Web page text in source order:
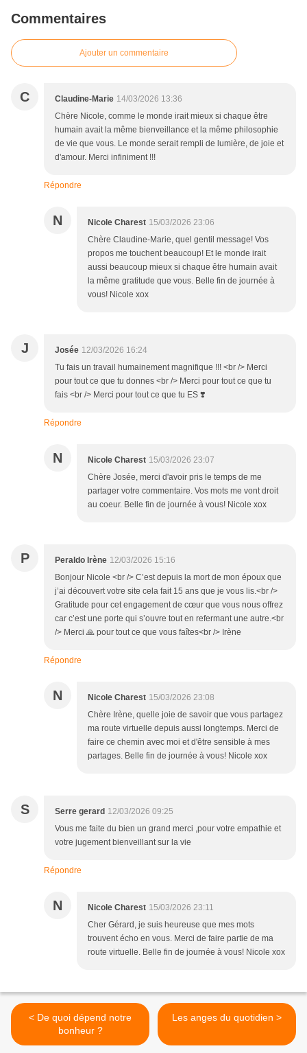
Commentaires
Ajouter un commentaire
C Claudine-Marie 14/03/2026 13:36
Chère Nicole, comme le monde irait mieux si chaque être
humain avait la même bienveillance et la même philosophie
de vie que vous. Le monde serait rempli de lumière, de joie et
d'amour. Merci infiniment !!!
Répondre
N Nicole Charest 15/03/2026 23:06
Chère Claudine-Marie, quel gentil message! Vos
propos me touchent beaucoup! Et le monde irait
aussi beaucoup mieux si chaque être humain avait
la même gratitude que vous. Belle fin de journée à
vous! Nicole xox
J Josée 12/03/2026 16:24
Tu fais un travail humainement magnifique !!! <br /> Merci
pour tout ce que tu donnes <br /> Merci pour tout ce que tu
fais <br /> Merci pour tout ce que tu ES ❣️
Répondre
N Nicole Charest 15/03/2026 23:07
Chère Josée, merci d'avoir pris le temps de me
partager votre commentaire. Vos mots me vont droit
au coeur. Belle fin de journée à vous! Nicole xox
P Peraldo Irène 12/03/2026 15:16
Bonjour Nicole <br /> C’est depuis la mort de mon époux que
j’ai découvert votre site cela fait 15 ans que je vous lis.<br />
Gratitude pour cet engagement de cœur que vous nous offrez
car c’est une porte qui s’ouvre tout en refermant une autre.<br
/> Merci 🙏 pour tout ce que vous faîtes<br /> Irène
Répondre
N Nicole Charest 15/03/2026 23:08
Chère Irène, quelle joie de savoir que vous partagez
ma route virtuelle depuis aussi longtemps. Merci de
faire ce chemin avec moi et d'être sensible à mes
partages. Belle fin de journée à vous! Nicole xox
S Serre gerard 12/03/2026 09:25
Vous me faite du bien un grand merci ,pour votre empathie et
votre jugement bienveillant sur la vie
Répondre
N Nicole Charest 15/03/2026 23:11
Cher Gérard, je suis heureuse que mes mots
trouvent écho en vous. Merci de faire partie de ma
route virtuelle. Belle fin de journée à vous! Nicole xox
< De quoi dépend notre
bonheur ?
Les anges du quotidien >